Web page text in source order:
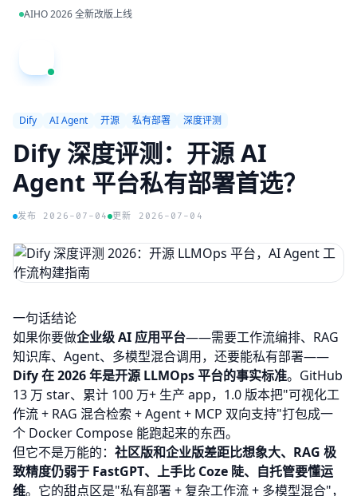
跳到主内容
AIHO 2026 全新改版上线
Dify AI Agent 开源 私有部署 深度评测
Dify 深度评测：开源 AI
Agent 平台私有部署首选？
发布 2026-07-04 更新 2026-07-04
一句话结论
如果你要做企业级 AI 应用平台——需要工作流编排、RAG
知识库、Agent、多模型混合调用，还要能私有部署——
Dify 在 2026 年是开源 LLMOps 平台的事实标准。GitHub
13 万 star、累计 100 万+ 生产 app，1.0 版本把"可视化工
作流 + RAG 混合检索 + Agent + MCP 双向支持"打包成一
个 Docker Compose 能跑起来的东西。
但它不是万能的： 社区版和企业版差距比想象大、RAG 极
致精度仍弱于 FastGPT、上手比 Coze 陡、自托管要懂运
维。它的甜点区是"私有部署 + 复杂工作流 + 多模型混合"，